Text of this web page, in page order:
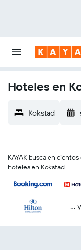
Hoteles en
Kokstad
KAYAK busca en
hoteles en Kokstad
…